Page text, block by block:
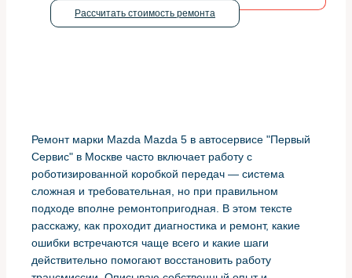
Рассчитать стоимость ремонта
Ремонт марки Mazda Mazda 5 в автосервисе "Первый
Сервис" в Москве часто включает работу с
роботизированной коробкой передач — система
сложная и требовательная, но при правильном
подходе вполне ремонтопригодная. В этом тексте
расскажу, как проходит диагностика и ремонт, какие
ошибки встречаются чаще всего и какие шаги
действительно помогают восстановить работу